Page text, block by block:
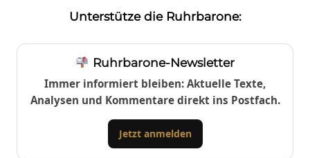
Unterstütze die Ruhrbarone:
Ruhrbarone-Newsletter
Immer informiert bleiben: Aktuelle Texte,
Analysen und Kommentare direkt ins Postfach.
Jetzt anmelden